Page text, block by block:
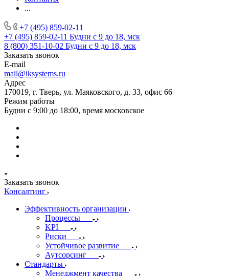
...
+7 (495) 859-02-11
+7 (495) 859-02-11 Будни с 9 до 18, мск
8 (800) 351-10-02 Будни с 9 до 18, мск
Заказать звонок
E-mail
mail@iksystems.ru
Адрес
170019, г. Тверь, ул. Маяковского, д. 33, офис 66
Режим работы
Будни с 9:00 до 18:00, время московское
Заказать звонок
Консалтинг
Эффективность организации
Процессы
KPI
Риски
Устойчивое развитие
Аутсорсинг
Стандарты
Менеджмент качества